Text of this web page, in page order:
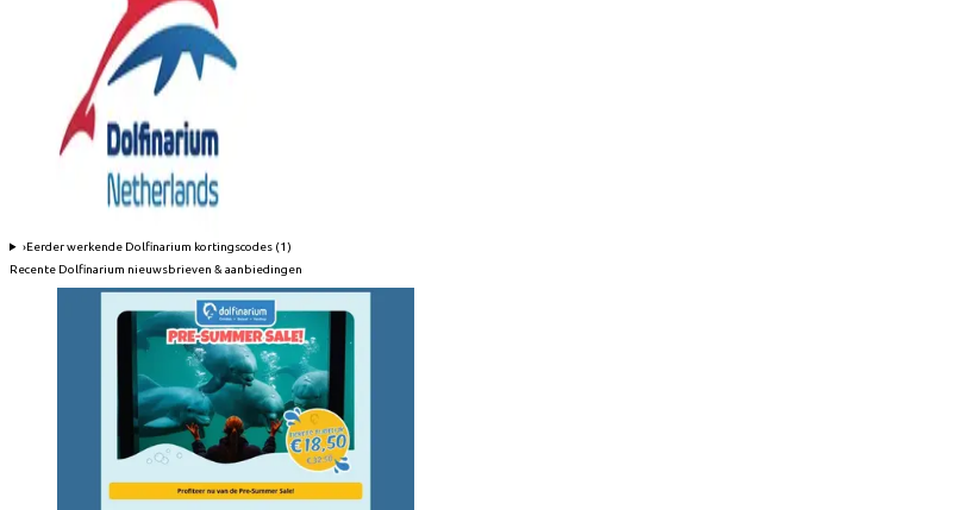
›Eerder werkende Dolfinarium kortingscodes (1)
Recente Dolfinarium nieuwsbrieven & aanbiedingen